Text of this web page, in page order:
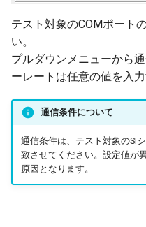
テスト対象のCOMポート
い。
プルダウンメニューから
ーレートは任意の値を入
通信条件について
通信条件は、テスト対象のSI
致させてください。設定値が
原因となります。